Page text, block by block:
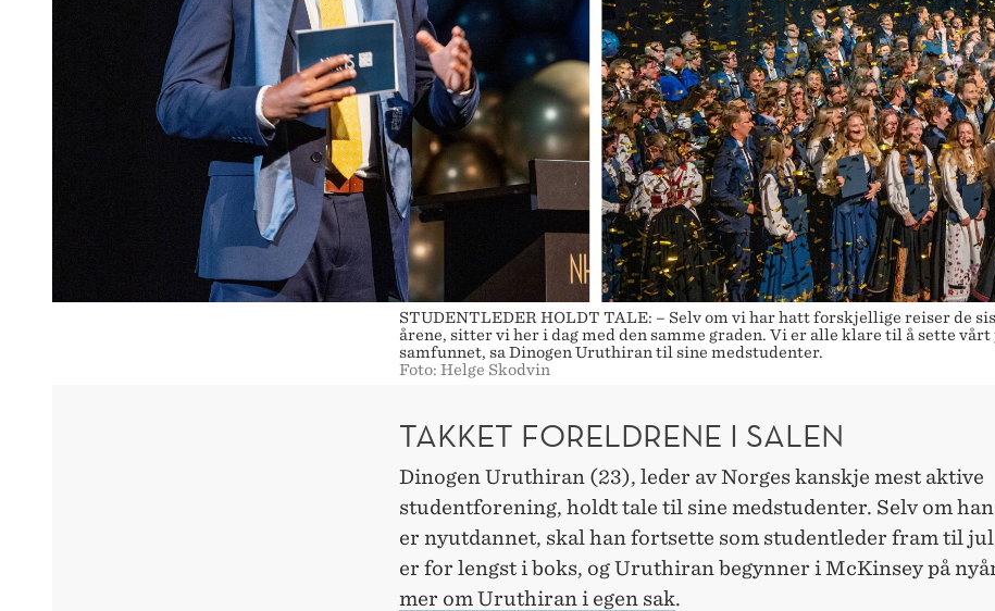
STUDENTLEDER HOLDT TALE: – Selv om vi har hatt forskjellige reiser de
årene, sitter vi her i dag med den samme graden. Vi er alle klare til å sette vårt
samfunnet, sa Dinogen Uruthiran til sine medstudenter.
Foto: Helge Skodvin
TAKKET FORELDRENE I SALEN
Dinogen Uruthiran (23), leder av Norges kanskje mest aktive
studentforening, holdt tale til sine medstudenter. Selv om han
er nyutdannet, skal han fortsette som studentleder fram til
er for lengst i boks, og Uruthiran begynner i McKinsey på
mer om Uruthiran i egen sak.